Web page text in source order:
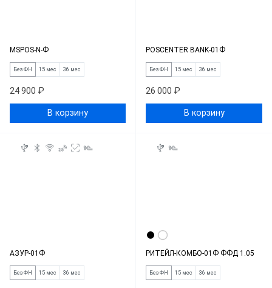
MSPOS-N-Ф
Без ФН 15 мес 36 мес
24 900 ₽
В корзину
POSCENTER BANK-01Ф
Без ФН 15 мес 36 мес
26 000 ₽
В корзину
АЗУР-01Ф
Без ФН 15 мес 36 мес
РИТЕЙЛ-КОМБО-01Ф ФФД 1.05
Без ФН 15 мес 36 мес